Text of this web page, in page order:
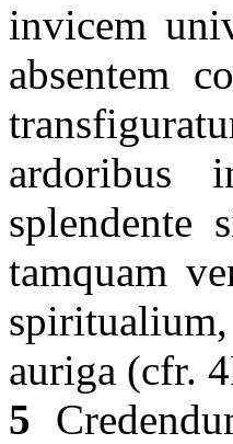
invicem
absentem
ardoribus
splendente
tamquam
auriga (cfr.
5